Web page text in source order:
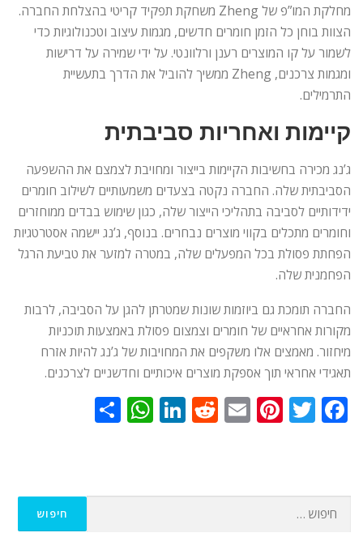
מחלקת המו”פ של Zheng משחקת תפקיד קריטי בהצלחת החברה.
הצוות בוחן כל הזמן חומרים חדשים, מגמות עיצוב וטכנולוגיות כדי
לשמור על קו המוצרים רענן ורלוונטי. על ידי שמירה על דרישות
ומגמות צרכנים, Zheng ממשיך להוביל את הדרך בתעשיית
התרמילים.
קיימות ואחריות סביבתית
ג’נג מכירה בחשיבות הקיימות בייצור ומחויבת לצמצם את ההשפעה
הסביבתית שלה. החברה נקטה בצעדים משמעותיים לשילוב חומרים
ידידותיים לסביבה בתהליכי הייצור שלה, כגון שימוש בבדים ממוחזרים
וחומרים מתכלים בקווי מוצרים נבחרים. בנוסף, ג’נג יישמה אסטרטגיות
הפחתת פסולת בכל המפעלים שלה, במטרה למזער את טביעת הרגל
הפחמנית שלה.
החברה תומכת גם ביוזמות שונות שמטרתן להגן על הסביבה, לרבות
מקורות אחראיים של חומרים וצמצום פסולת באמצעות תוכניות
מיחזור. מאמצים אלו משקפים את המחויבות של ג’נג להיות אזרח
תאגידי אחראי תוך אספקת מוצרים איכותיים וחדשניים לצרכנים.
Facebook
Twitter
Pinterest
Email
Reddit
LinkedIn
WhatsApp
חפש: